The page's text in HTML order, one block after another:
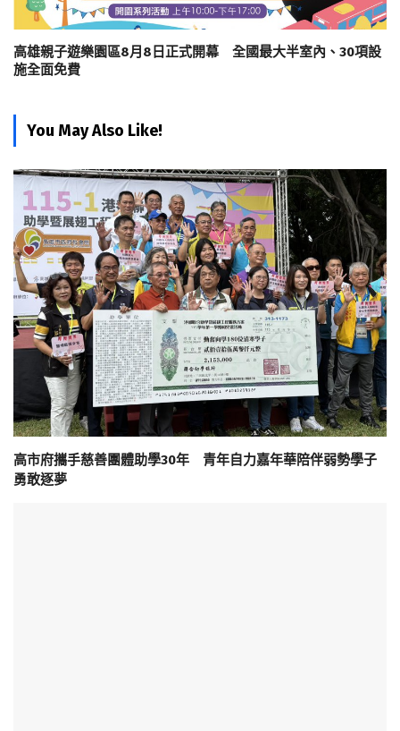
高雄親子遊樂園區8月8日正式開幕 全國最大半室內、30項設
施全面免費
You May Also Like!
高市府攜手慈善團體助學30年 青年自力嘉年華陪伴弱勢學子
勇敢逐夢